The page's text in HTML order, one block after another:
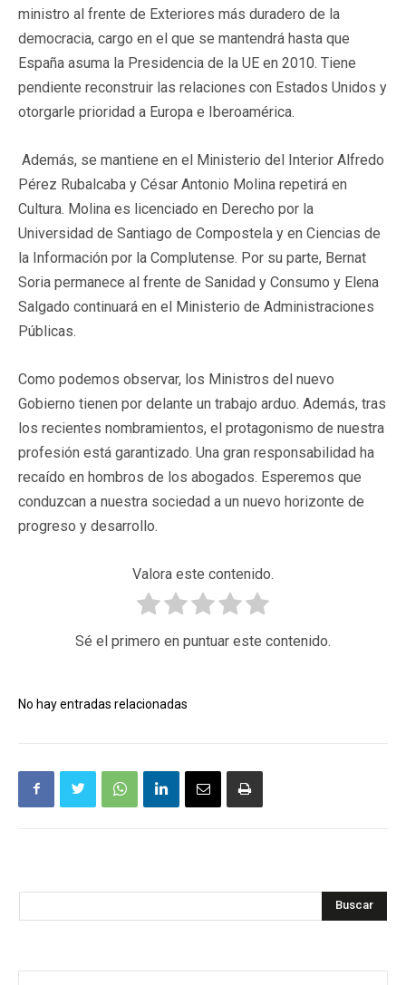
ministro al frente de Exteriores más duradero de la
democracia, cargo en el que se mantendrá hasta que
España asuma la Presidencia de la UE en 2010. Tiene
pendiente reconstruir las relaciones con Estados Unidos y
otorgarle prioridad a Europa e Iberoamérica.
Además, se mantiene en el Ministerio del Interior Alfredo
Pérez Rubalcaba y César Antonio Molina repetirá en
Cultura. Molina es licenciado en Derecho por la
Universidad de Santiago de Compostela y en Ciencias de
la Información por la Complutense. Por su parte, Bernat
Soria permanece al frente de Sanidad y Consumo y Elena
Salgado continuará en el Ministerio de Administraciones
Públicas.
Como podemos observar, los Ministros del nuevo
Gobierno tienen por delante un trabajo arduo. Además, tras
los recientes nombramientos, el protagonismo de nuestra
profesión está garantizado. Una gran responsabilidad ha
recaído en hombros de los abogados. Esperemos que
conduzcan a nuestra sociedad a un nuevo horizonte de
progreso y desarrollo.
Valora este contenido.
Sé el primero en puntuar este contenido.
No hay entradas relacionadas
Buscar